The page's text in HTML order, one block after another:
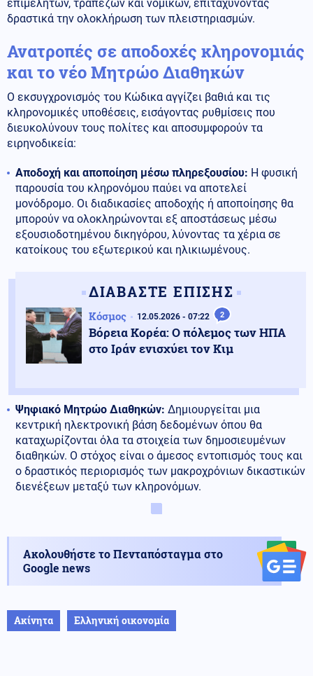
επιμελητών, τραπεζών και νομικών, επιταχύνοντας
δραστικά την ολοκλήρωση των πλειστηριασμών.
Ανατροπές σε αποδοχές κληρονομιάς
και το νέο Μητρώο Διαθηκών
Ο εκσυγχρονισμός του Κώδικα αγγίζει βαθιά και τις
κληρονομικές υποθέσεις, εισάγοντας ρυθμίσεις που
διευκολύνουν τους πολίτες και αποσυμφορούν τα
ειρηνοδικεία:
Αποδοχή και αποποίηση μέσω πληρεξουσίου: Η φυσική
παρουσία του κληρονόμου παύει να αποτελεί
μονόδρομο. Οι διαδικασίες αποδοχής ή αποποίησης θα
μπορούν να ολοκληρώνονται εξ αποστάσεως μέσω
εξουσιοδοτημένου δικηγόρου, λύνοντας τα χέρια σε
κατοίκους του εξωτερικού και ηλικιωμένους.
ΔΙΑΒΑΣΤΕ ΕΠΙΣΗΣ
Κόσμος 12.05.2026 - 07:22 2
Βόρεια Κορέα: Ο πόλεμος των ΗΠΑ
στο Ιράν ενισχύει τον Κιμ
Ψηφιακό Μητρώο Διαθηκών: Δημιουργείται μια
κεντρική ηλεκτρονική βάση δεδομένων όπου θα
καταχωρίζονται όλα τα στοιχεία των δημοσιευμένων
διαθηκών. Ο στόχος είναι ο άμεσος εντοπισμός τους και
ο δραστικός περιορισμός των μακροχρόνιων δικαστικών
διενέξεων μεταξύ των κληρονόμων.
Ακολουθήστε το Πενταπόσταγμα στο
Google news
Ακίνητα Ελληνική οικονομία